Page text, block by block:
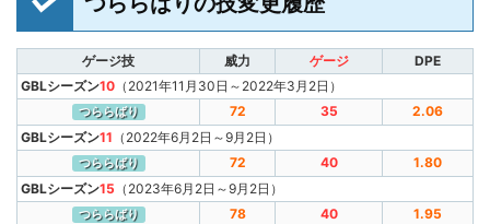
ゲージ技 威力 ゲージ
DPE
GBLシーズン10 （2021年11月30日～2022年3月2日）
つららばり 72 35
2.06
GBLシーズン11 （2022年6月2日～9月2日）
つららばり 72 40
1.80
GBLシーズン15 （2023年6月2日～9月2日）
つららばり 78 40
1.95